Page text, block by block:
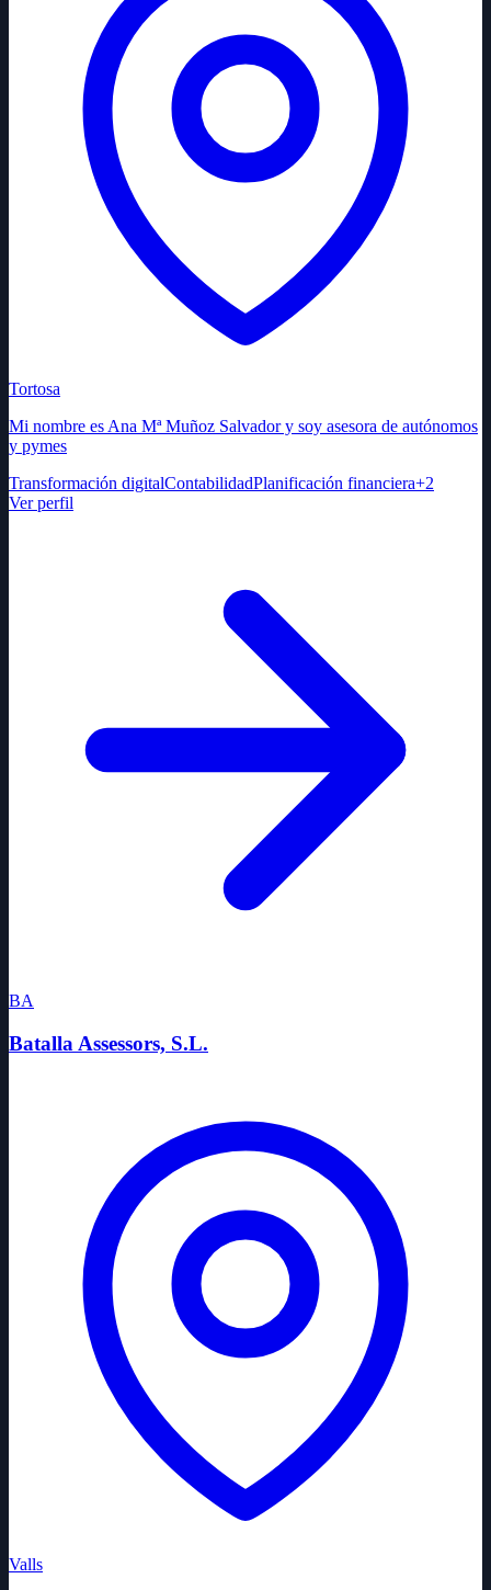
Tortosa
Mi nombre es Ana Mª Muñoz Salvador y soy asesora de autónomos
y pymes
Transformación digitalContabilidadPlanificación financiera+2
Ver perfil
BA
Batalla Assessors, S.L.
Valls